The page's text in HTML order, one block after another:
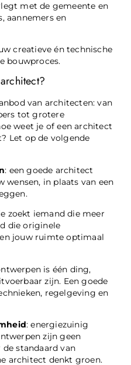
met de gemeente en
aannemers en
creatieve én technische
bouwproces.
van architecten: van
tot grotere
weet je of een architect
Let op de volgende
: een goede architect
wensen, in plaats van een
zoekt iemand die meer
die originele
jouw ruimte optimaal
is één ding,
zijn. Een goede
regelgeving en
: energiezuinig
zijn geen
de standaard van
architect denkt groen.